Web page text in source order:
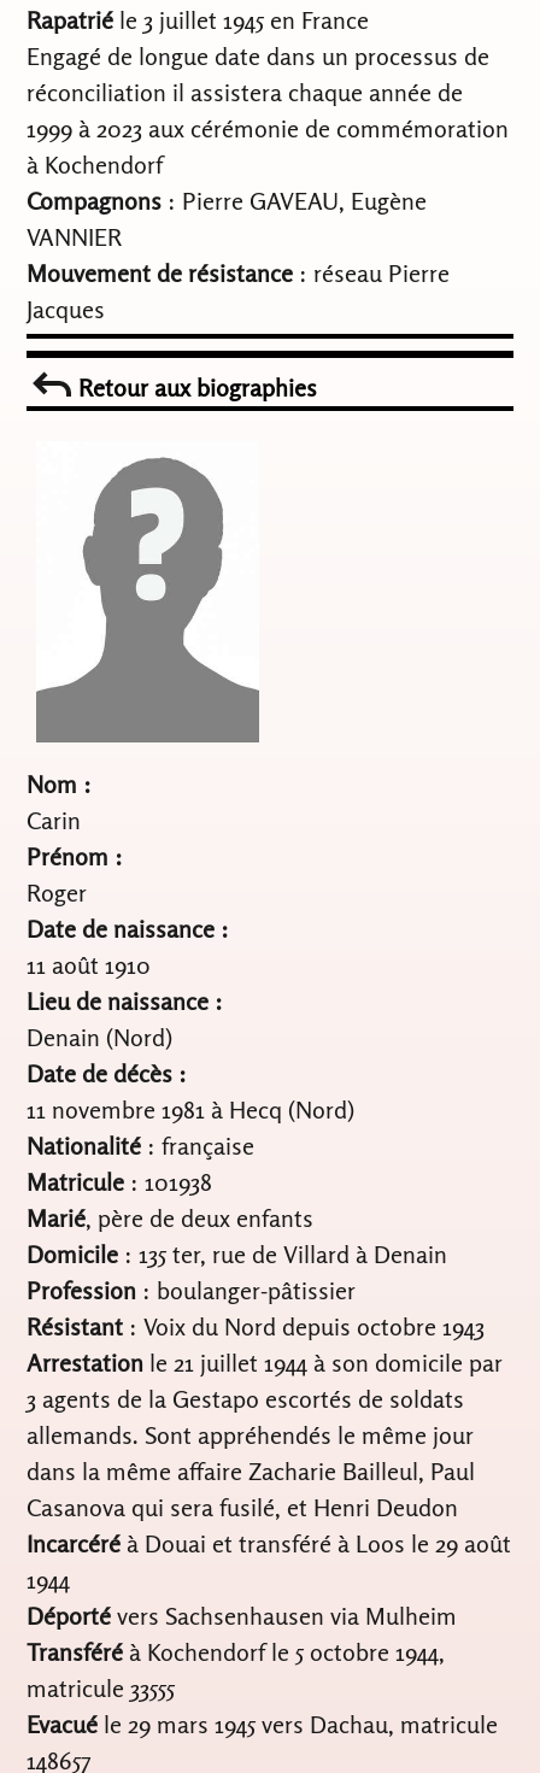
Rapatrié le 3 juillet 1945 en France
Engagé de longue date dans un processus de
réconciliation il assistera chaque année de
1999 à 2023 aux cérémonie de commémoration
à Kochendorf
Compagnons : Pierre GAVEAU, Eugène
VANNIER
Mouvement de résistance : réseau Pierre
Jacques
Retour aux biographies
Nom :
Carin
Prénom :
Roger
Date de naissance :
11 août 1910
Lieu de naissance :
Denain (Nord)
Date de décès :
11 novembre 1981 à Hecq (Nord)
Nationalité : française
Matricule : 101938
Marié, père de deux enfants
Domicile : 135 ter, rue de Villard à Denain
Profession : boulanger-pâtissier
Résistant : Voix du Nord depuis octobre 1943
Arrestation le 21 juillet 1944 à son domicile par
3 agents de la Gestapo escortés de soldats
allemands. Sont appréhendés le même jour
dans la même affaire Zacharie Bailleul, Paul
Casanova qui sera fusilé, et Henri Deudon
Incarcéré à Douai et transféré à Loos le 29 août
1944
Déporté vers Sachsenhausen via Mulheim
Transféré à Kochendorf le 5 octobre 1944,
matricule 33555
Evacué le 29 mars 1945 vers Dachau, matricule
148657